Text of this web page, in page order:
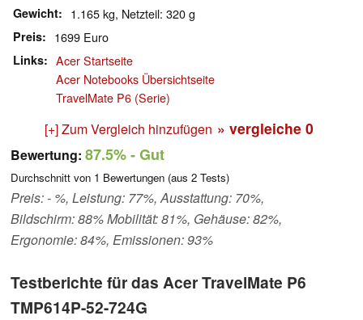
Gewicht 1.165 kg, Netzteil: 320 g
Preis 1699 Euro
Links
Acer Startseite
Acer Notebooks Übersichtseite
TravelMate P6 (Serie)
[+] Zum Vergleich hinzufügen » vergleiche 0
Bewertung: 87.5%- Gut
Durchschnitt von 1 Bewertungen (aus 2 Tests)
Preis: - %, Leistung: 77%, Ausstattung: 70%,
Bildschirm: 88% Mobilität: 81%, Gehäuse: 82%,
Ergonomie: 84%, Emissionen: 93%
Testberichte für das Acer TravelMate P6
TMP614P-52-724G